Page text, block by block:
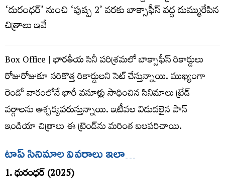
Box Office | భారతీయ సినీ పరిశ్రమలో బాక్సాఫీస్ రికార్డులు
రోజురోజుకూ స‌రికొత్త రికార్డుల‌ని సెట్ చేస్తున్నాయి. ముఖ్యంగా
రెండో వారంలోనే భారీ వసూళ్లు సాధించిన సినిమాలు ట్రేడ్
వర్గాలను ఆశ్చర్యపరుస్తున్నాయి. ఇటీవల విడుదలైన పాన్
ఇండియా చిత్రాలు ఈ ట్రెండ్‌ను మరింత బలపరిచాయి.
టాప్ సినిమాల వివరాలు ఇలా…
1. ధురంధర్ (2025)